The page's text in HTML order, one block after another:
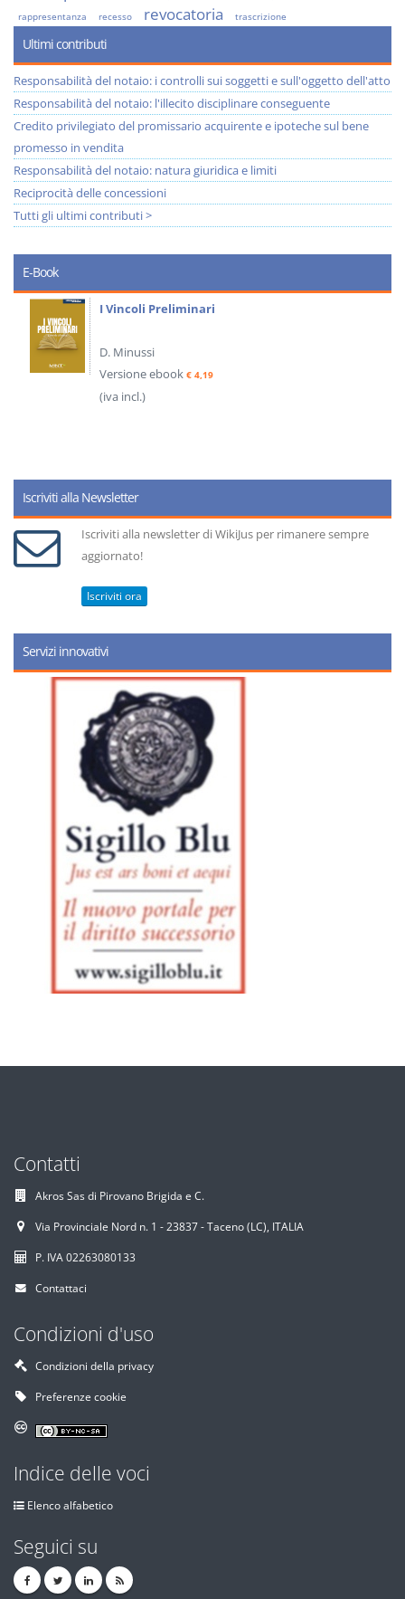
rappresentanza
recesso revocatoria trascrizione
Ultimi contributi
Responsabilità del notaio: i controlli sui soggetti e sull'oggetto dell'atto
Responsabilità del notaio: l'illecito disciplinare conseguente
Credito privilegiato del promissario acquirente e ipoteche sul bene
promesso in vendita
Responsabilità del notaio: natura giuridica e limiti
Reciprocità delle concessioni
Tutti gli ultimi contributi >
E-Book
I Vincoli Preliminari
D. Minussi
Versione ebook € 4,19
(iva incl.)
Iscriviti alla Newsletter
Iscriviti alla newsletter di WikiJus per rimanere sempre
aggiornato!
Iscriviti ora
Servizi innovativi
Contatti
Akros Sas di Pirovano Brigida e C.
Via Provinciale Nord n. 1 - 23837 - Taceno (LC), ITALIA
P. IVA 02263080133
Contattaci
Condizioni d'uso
Condizioni della privacy
Preferenze cookie
Indice delle voci
Elenco alfabetico
Seguici su